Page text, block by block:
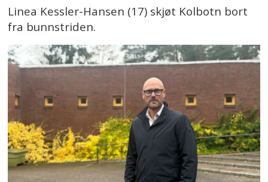
Linea Kessler-Hansen (17) skjøt Kolbotn bort
fra bunnstriden.